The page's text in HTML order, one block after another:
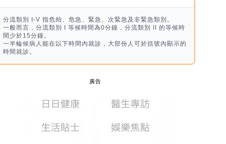
分流類別 I-V 指危殆、危急、緊急、次緊急及非緊急類別。
一般而言，分流類別 I 等候時間為0分鐘，分流類別 II 的等候時
間少於15分鐘。
一半輪候病人能在以下時間內就診，大部份人可於括號內顯示的
時間就診。
廣告